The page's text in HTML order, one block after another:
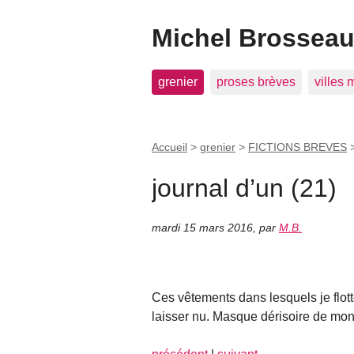
Michel
grenier proses brèves villes
Accueil > grenier > FICTIONS BREVES
journal d’un (21)
mardi 15 mars 2016 par M.B.
Ces vêtements dans lesquels je
laisser nu. Masque dérisoire de